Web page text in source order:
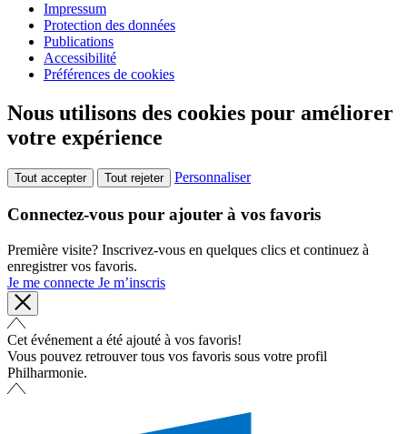
Impressum
Protection des données
Publications
Accessibilité
Préférences de cookies
Nous utilisons des cookies pour améliorer
votre expérience
Tout accepter Tout rejeter Personnaliser
Connectez-vous pour ajouter à vos favoris
Première visite? Inscrivez-vous en quelques clics et continuez à
enregistrer vos favoris.
Je me connecte Je m’inscris
Cet événement a été ajouté à vos favoris!
Vous pouvez retrouver tous vos favoris sous votre profil
Philharmonie.